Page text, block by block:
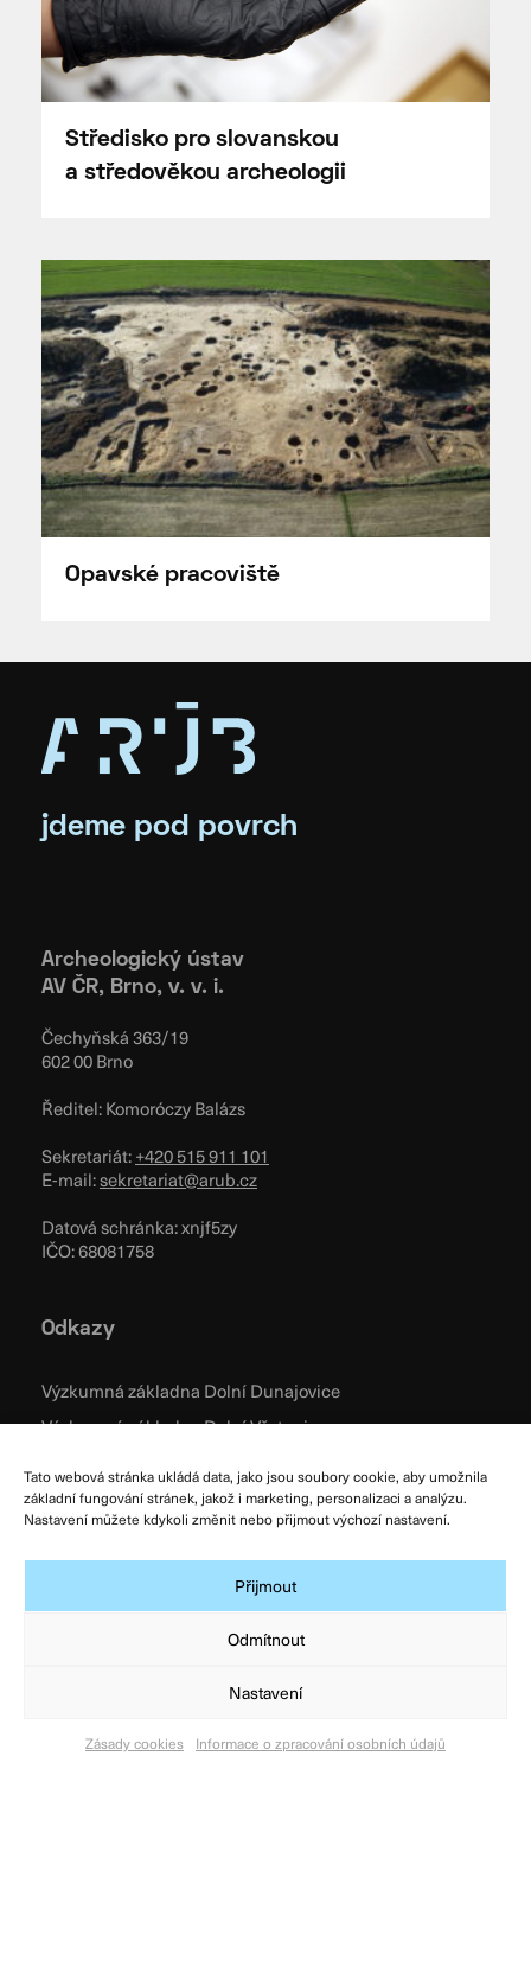
Tato webová stránka ukládá data, jako jsou soubory cookie, aby umožnila
základní fungování stránek, jakož i marketing, personalizaci a analýzu.
Nastavení můžete kdykoli změnit nebo přijmout výchozí nastavení.
Přijmout
Odmítnout
Nastavení
Zásady cookies Informace o zpracování osobních údajů
Středisko pro slovanskou
a středověkou archeologii
Opavské pracoviště
jdeme pod povrch
Archeologický ústav
AV ČR, Brno, v. v. i.
Čechyňská 363/19
602 00 Brno
Ředitel: Komoróczy Balázs
Sekretariát:+420 515 911 101
E-mail:sekretariat@arub.cz
Datová schránka: xnjf5zy
IČO: 68081758
Odkazy
Výzkumná základna Dolní Dunajovice
Výzkumná základna Dolní Věstonice
Pracoviště Opava
Návštěvnické centrum Mušov
Facebook ARÚB
Zásady cookies
Všeobecné obchodní podmínky